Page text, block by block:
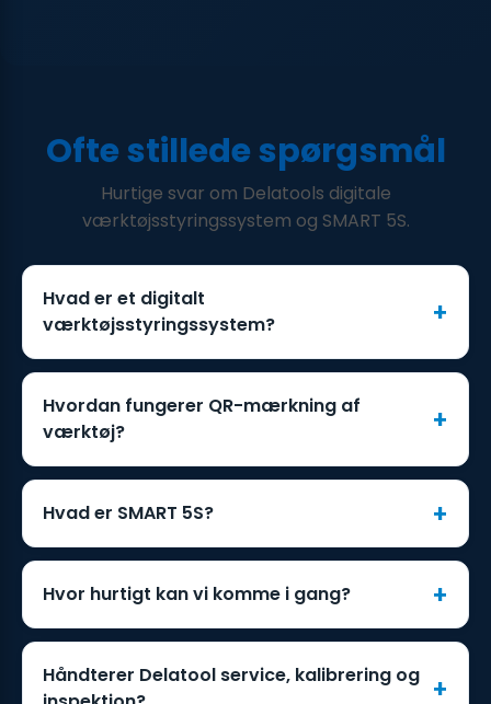
Ofte stillede spørgsmål
Hurtige svar om Delatools digitale
værktøjsstyringssystem og SMART 5S.
Hvad er et digitalt
værktøjsstyringssystem?
Hvordan fungerer QR-mærkning af
værktøj?
Hvad er SMART 5S?
Hvor hurtigt kan vi komme i gang?
Håndterer Delatool service, kalibrering og